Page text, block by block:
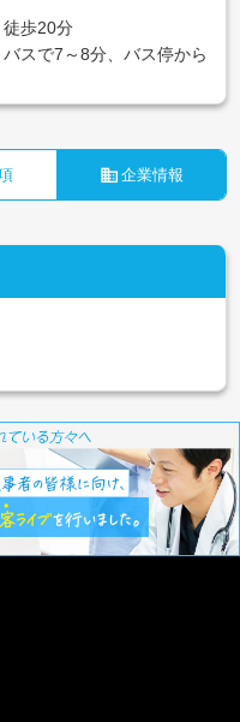
歩20分
スで7～8分、バス停から
business 企業情報